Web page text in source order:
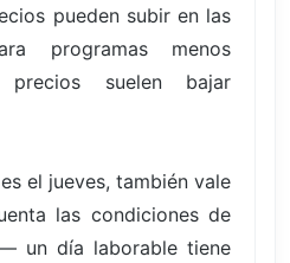
pueden subir en las
programas menos
precios suelen bajar
el jueves, también vale
las condiciones de
un día laborable tiene